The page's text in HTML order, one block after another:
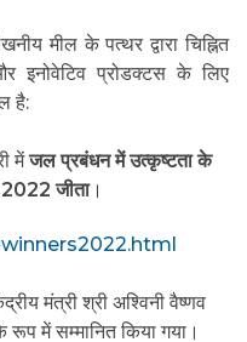
मील के पत्थर द्वारा चिह्नित
इनोवेटिव प्रोडक्टस के लिए
है:
मेंजल प्रबंधन में उत्कृष्टता के
2022 जीता।
मंत्री श्री अश्विनी वैष्णव
रूप में सम्मानित किया गया।